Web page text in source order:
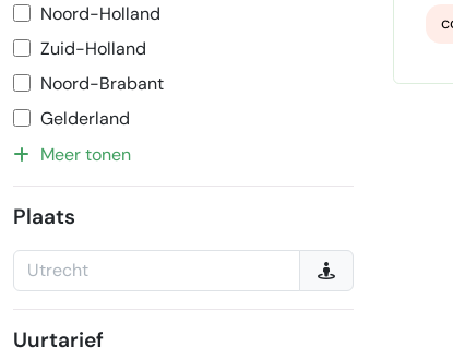
Noord-Holland
Zuid-Holland
Noord-Brabant
Gelderland
Meer tonen
Plaats
Uurtarief